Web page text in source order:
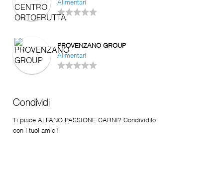
Alimentari
PROVENZANO GROUP
Alimentari
Condividi
Ti piace ALFANO PASSIONE CARNI? Condividilo
con i tuoi amici!